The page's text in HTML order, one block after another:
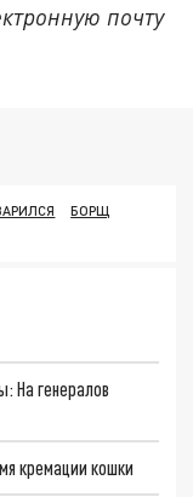
почту
БОРЩ
На генералов
кремации кошки